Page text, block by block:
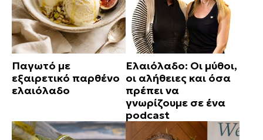
Παγωτό με
εξαιρετικό παρθένο
ελαιόλαδο
Ελαιόλαδο: Οι μύθοι,
οι αλήθειες και όσα
πρέπει να
γνωρίζουμε σε ένα
podcast